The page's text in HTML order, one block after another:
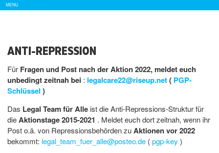
Show/
Hide
MENU
ANTI-REPRESSION
Für Fragen und Post nach der Aktion 2022, meldet euch
unbedingt zeitnah bei : legalcare22@riseup.net( PGP-
Schlüssel )
Das Legal Team für Alle ist die Anti-Repressions-Struktur für
dieAktionstage 2015-2021 . Meldet euch dort zeitnah, wenn ihr
Post o.ä. von Repressionsbehörden zuAktionen vor 2022
bekommt: legal_team_fuer_alle@posteo.de (pgp-key )